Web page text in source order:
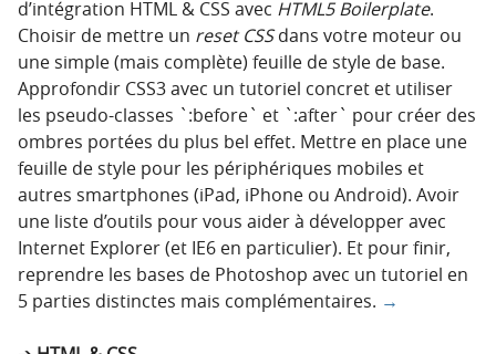
d’intégration HTML & CSS avec HTML5 Boilerplate.
Choisir de mettre un reset CSSdans votre moteur ou
une simple (mais complète) feuille de style de base.
Approfondir CSS3 avec un tutoriel concret et utiliser
les pseudo-classes `:before` et `:after` pour créer des
ombres portées du plus bel effet. Mettre en place une
feuille de style pour les périphériques mobiles et
autres smartphones (iPad, iPhone ou Android). Avoir
une liste d’outils pour vous aider à développer avec
Internet Explorer (et IE6 en particulier). Et pour finir,
reprendre les bases de Photoshop avec un tutoriel en
5 parties distinctes mais complémentaires. →